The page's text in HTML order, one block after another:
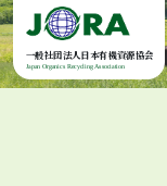
Skip to content
一般社団法人日本有機資源協会
Japan Organics Recycling Association